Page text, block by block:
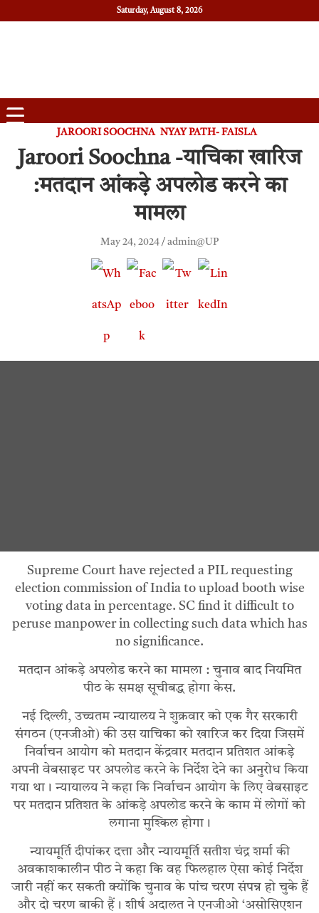
Saturday, August 8, 2026
JAROORI SOOCHNA NYAY PATH- FAISLA
Jaroori Soochna -याचिका खारिज
:मतदान आंकड़े अपलोड करने का
मामला
May 24, 2024 admin@UP
Supreme Court have rejected a PIL requesting
election commission of India to upload booth wise
voting data in percentage. SC find it difficult to
peruse manpower in collecting such data which has
no significance.
मतदान आंकड़े अपलोड करने का मामला : चुनाव बाद नियमित
पीठ के समक्ष सूचीबद्ध होगा केस.
नई दिल्ली, उच्चतम न्यायालय ने शुक्रवार को एक गैर सरकारी
संगठन (एनजीओ) की उस याचिका को खारिज कर दिया जिसमें
निर्वाचन आयोग को मतदान केंद्रवार मतदान प्रतिशत आंकड़े
अपनी वेबसाइट पर अपलोड करने के निर्देश देने का अनुरोध किया
गया था। न्यायालय ने कहा कि निर्वाचन आयोग के लिए वेबसाइट
पर मतदान प्रतिशत के आंकड़े अपलोड करने के काम में लोगों को
लगाना मुश्किल होगा।
न्यायमूर्ति दीपांकर दत्ता और न्यायमूर्ति सतीश चंद्र शर्मा की
अवकाशकालीन पीठ ने कहा कि वह फिलहाल ऐसा कोई निर्देश
जारी नहीं कर सकती क्योंकि चुनाव के पांच चरण संपन्न हो चुके हैं
और दो चरण बाकी हैं। शीर्ष अदालत ने एनजीओ ‘असोसिएशन